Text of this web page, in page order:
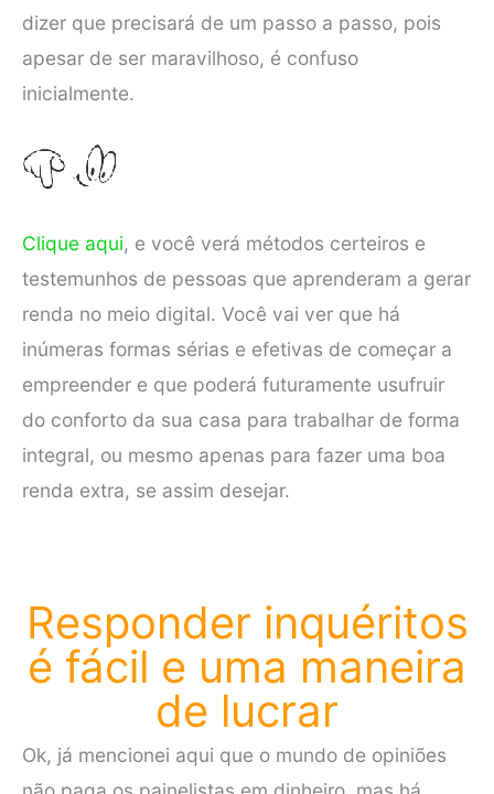
dizer que precisará de um passo a passo, pois
apesar de ser maravilhoso, é confuso
inicialmente.
Clique aqui, e você verá métodos certeiros e
testemunhos de pessoas que aprenderam a gerar
renda no meio digital. Você vai ver que há
inúmeras formas sérias e efetivas de começar a
empreender e que poderá futuramente usufruir
do conforto da sua casa para trabalhar de forma
integral, ou mesmo apenas para fazer uma boa
renda extra, se assim desejar.
Responder inquéritos
é fácil e uma maneira
de lucrar
Ok, já mencionei aqui que o mundo de opiniões